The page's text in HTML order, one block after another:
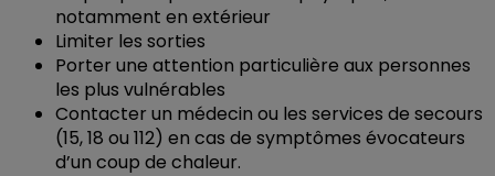
notamment en extérieur
Limiter les sorties
Porter une attention particulière aux personnes
les plus vulnérables
Contacter un médecin ou les services de secours
(15, 18 ou 112) en cas de symptômes évocateurs
d’un coup de chaleur.